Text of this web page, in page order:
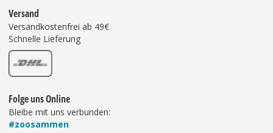
Versand
Versandkostenfrei ab 49€
Schnelle Lieferung
Folge uns Online
Bleibe mit uns verbunden:
#zoosammen